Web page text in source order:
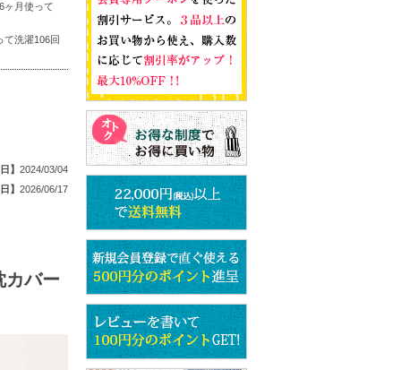
ヶ月使って
洗濯106回
】 2024/03/04
】 2026/06/17
カバー